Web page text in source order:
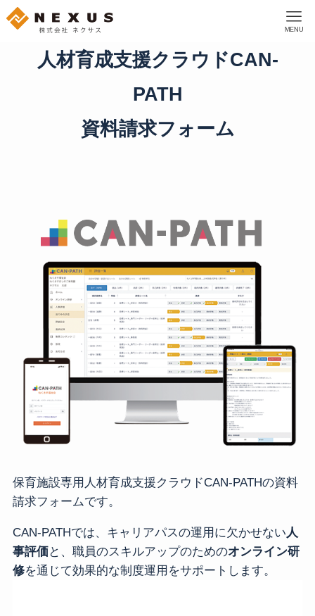
MENU
人材育成支援クラウドCAN-
PATH
資料請求フォーム
保育施設専用人材育成支援クラウドCAN-PATHの資料
請求フォームです。
CAN-PATHでは、キャリアパスの運用に欠かせない人
事評価と、職員のスキルアップのためのオンライン研
修を通じて効果的な制度運用をサポートします。